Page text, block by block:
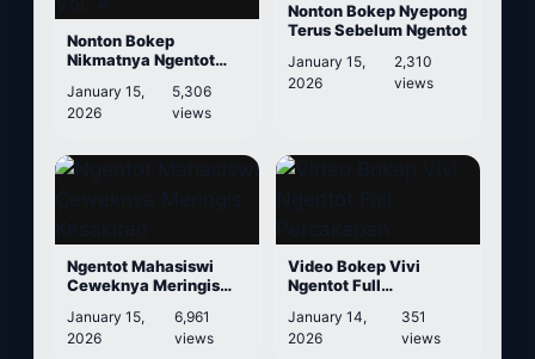
Nonton Bokep
Nikmatnya Ngentot
Vol. 4
January 15,
2026
5,306
views
Nonton Bokep Nyepong
Terus Sebelum Ngentot
January 15,
2026
2,310
views
Ngentot Mahasiswi
Ceweknya Meringis
January 15,
2026
6,961
views
Video Bokep Vivi
Ngentot Full
January 14,
2026
351
views